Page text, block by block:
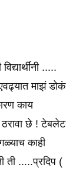
.....
माझं डोकं
काय
ठरावा छे ! टेबलेट
काही
ती .....प्रदिप (